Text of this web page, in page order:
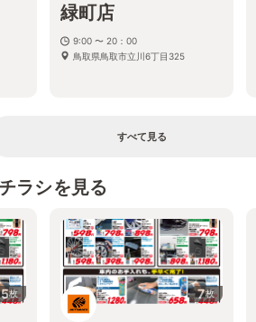
緑町店
9:00 〜 20：00
鳥取県鳥取市立川6丁目325
すべて見る
ラシを見る
5枚 7枚